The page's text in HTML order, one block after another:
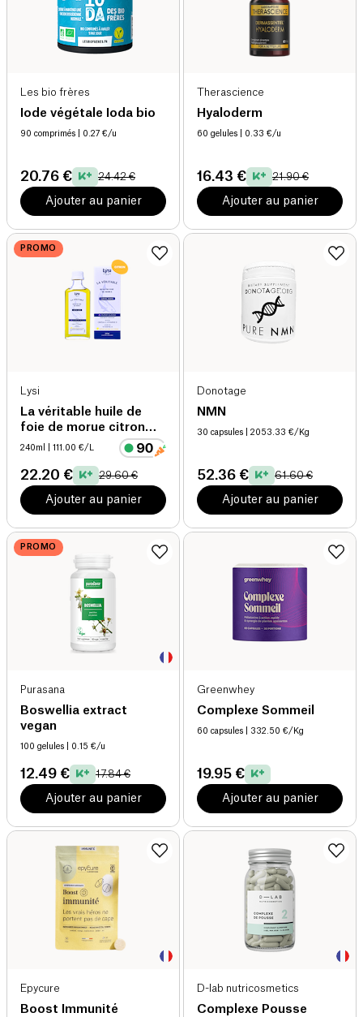
Les bio frères
Iode végétale Ioda bio
90 comprimés | 0.27 €/u
20.76 € 24.42 €
Ajouter au panier
Therascience
Hyaloderm
60 gelules | 0.33 €/u
16.43 € 21.90 €
Ajouter au panier
PROMO
Lysi
La véritable huile de
foie de morue citron
(origine Islande)
240ml | 111.00 €/L
22.20 € 29.60 €
Ajouter au panier
Donotage
NMN
30 capsules | 2053.33 €/Kg
52.36 € 61.60 €
Ajouter au panier
PROMO
Purasana
Boswellia extract
vegan
100 gelules | 0.15 €/u
12.49 € 17.84 €
Ajouter au panier
Greenwhey
Complexe Sommeil
60 capsules | 332.50 €/Kg
19.95 €
Ajouter au panier
Epycure
Boost Immunité
D-lab nutricosmetics
Complexe Pousse